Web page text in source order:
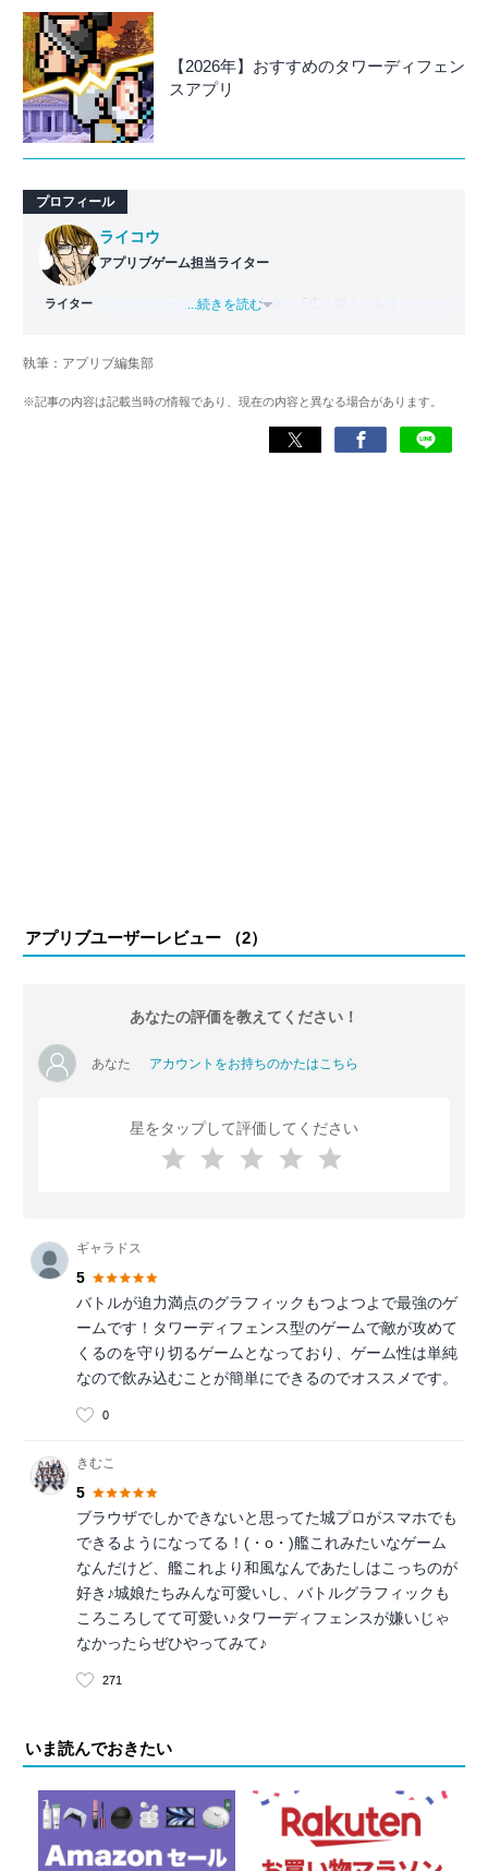
【2026年】おすすめのタワーディフェン
スアプリ
プロフィール
ライター
ライコウ
アプリブゲーム担当ライター
バンタンゲームアカデミー 出身。「広く深く」をモットー
ゲームだけでも1,000本以上。ゲーム開発者を目指した経験
くして面白さを引き出し、人々に伝えるためゲームライタ
...続きを読む
執筆：アプリブ編集部
※記事の内容は記載当時の情報であり、現在の内容と異なる場合があります。
アプリブユーザーレビュー （2）
あなたの評価を教えてください！
あなた アカウントをお持ちのかたはこちら
星をタップして評価してください
ギャラドス
5
バトルが迫力満点のグラフィックもつよつよで最強のゲ
ームです！タワーディフェンス型のゲームで敵が攻めて
くるのを守り切るゲームとなっており、ゲーム性は単純
なので飲み込むことが簡単にできるのでオススメです。
0
きむこ
5
ブラウザでしかできないと思ってた城プロがスマホでも
できるようになってる！(・o・)艦これみたいなゲーム
なんだけど、艦これより和風なんであたしはこっちのが
好き♪城娘たちみんな可愛いし、バトルグラフィックも
ころころしてて可愛い♪タワーディフェンスが嫌いじゃ
なかったらぜひやってみて♪
271
いま読んでおきたい